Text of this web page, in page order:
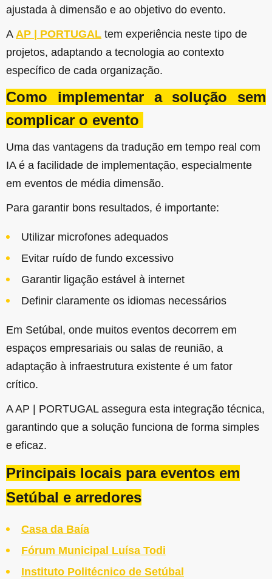
ajustada à dimensão e ao objetivo do evento.
A AP | PORTUGAL tem experiência neste tipo de
projetos, adaptando a tecnologia ao contexto
específico de cada organização.
Como implementar a solução sem
complicar o evento
Uma das vantagens da tradução em tempo real com
IA é a facilidade de implementação, especialmente
em eventos de média dimensão.
Para garantir bons resultados, é importante:
Utilizar microfones adequados
Evitar ruído de fundo excessivo
Garantir ligação estável à internet
Definir claramente os idiomas necessários
Em Setúbal, onde muitos eventos decorrem em
espaços empresariais ou salas de reunião, a
adaptação à infraestrutura existente é um fator
crítico.
A AP | PORTUGAL assegura esta integração técnica,
garantindo que a solução funciona de forma simples
e eficaz.
Principais locais para eventos em
Setúbal e arredores
Casa da Baía
Fórum Municipal Luísa Todi
Instituto Politécnico de Setúbal